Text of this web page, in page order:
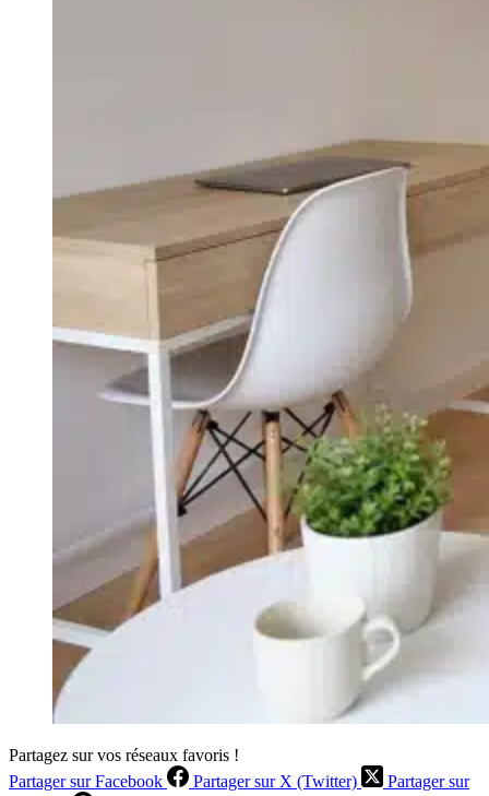
Partagez sur vos réseaux favoris !
Partager sur Facebook
Partager sur X (Twitter)
Partager sur